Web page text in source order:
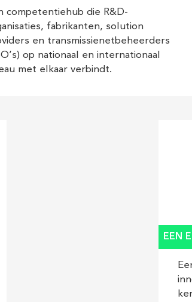
competentiehub die R&D-
fabrikanten, solution
en transmissienetbeheerders
op nationaal en internationaal
met elkaar verbindt.
EEN